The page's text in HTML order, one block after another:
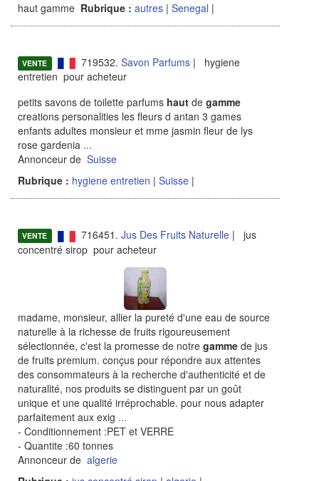
haut gamme Rubrique : autres | Senegal |
VENTE 719532. Savon Parfums| hygiene
entretien pour acheteur
petits savons de toilette parfums haut de gamme
creations personalities les fleurs d antan 3 games
enfants adultes monsieur et mme jasmin fleur de lys
rose gardenia ...
Annonceur de Suisse
Rubrique : hygiene entretien | Suisse |
VENTE 716451. Jus Des Fruits Naturelle| jus
concentré sirop pour acheteur
madame, monsieur, allier la pureté d'une eau de source
naturelle à la richesse de fruits rigoureusement
sélectionnée, c'est la promesse de notre gamme de jus
de fruits premium. conçus pour répondre aux attentes
des consommateurs à la recherche d'authenticité et de
naturalité, nos produits se distinguent par un goût
unique et une qualité irréprochable. pour nous adapter
parfaitement aux exig ...
- Conditionnement :PET et VERRE
- Quantite :60 tonnes
Annonceur de algerie